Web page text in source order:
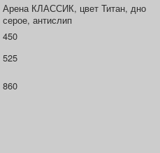
Арена КЛАССИК, цвет Титан, дно
серое, антислип
450
525
860